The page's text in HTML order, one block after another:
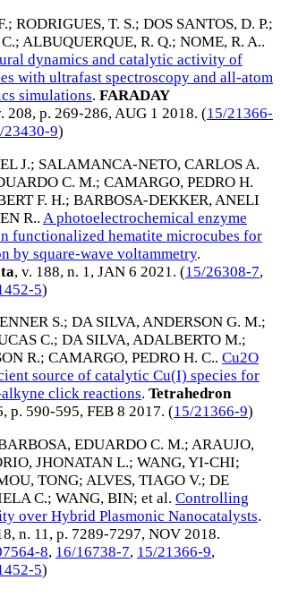
; RODRIGUES, T. S.; DOS SANTOS, D. P.;
; ALBUQUERQUE, R. Q.; NOME, R. A..
dynamics and catalytic activity of
with ultrafast spectroscopy and all-atom
simulations. FARADAY
208, p. 269-286, AUG 1 2018. (15/21366-
23430-9)
J.; SALAMANCA-NETO, CARLOS A.
C. M.; CAMARGO, PEDRO H.
F. H.; BARBOSA-DEKKER, ANELI
R.. A photoelectrochemical enzyme
functionalized hematite microcubes for
by square-wave voltammetry.
, v. 188, n. 1, JAN 6 2021 . (15/26308-7,
5)
S.; DA SILVA, ANDERSON G. M.;
C.; DA SILVA, ADALBERTO M.;
R.; CAMARGO, PEDRO H. C.. Cu2O
source of catalytic Cu(I) species for
click reactions. Tetrahedron
p. 590-595, FEB 8 2017. (15/21366-9)
EDUARDO C. M.; ARAUJO,
JHONATAN L.; WANG, YI-CHI;
TONG; ALVES, TIAGO V.; DE
C.; WANG, BIN; et al. Controlling
over Hybrid Plasmonic Nanocatalysts.
n. 11, p. 7289-7297, NOV 2018.
8, 16/16738-7, 15/21366-9,
5)